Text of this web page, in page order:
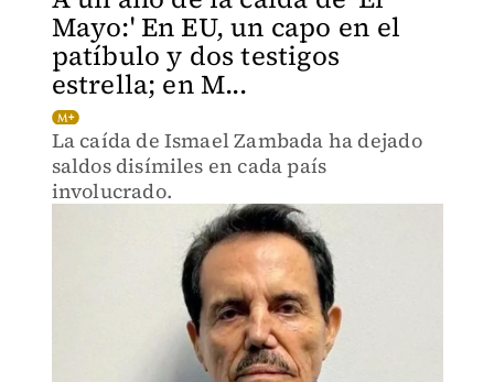
Mayo:' En EU, un capo en el
patíbulo y dos testigos
estrella; en M...
La caída de Ismael Zambada ha dejado
saldos disímiles en cada país
involucrado.